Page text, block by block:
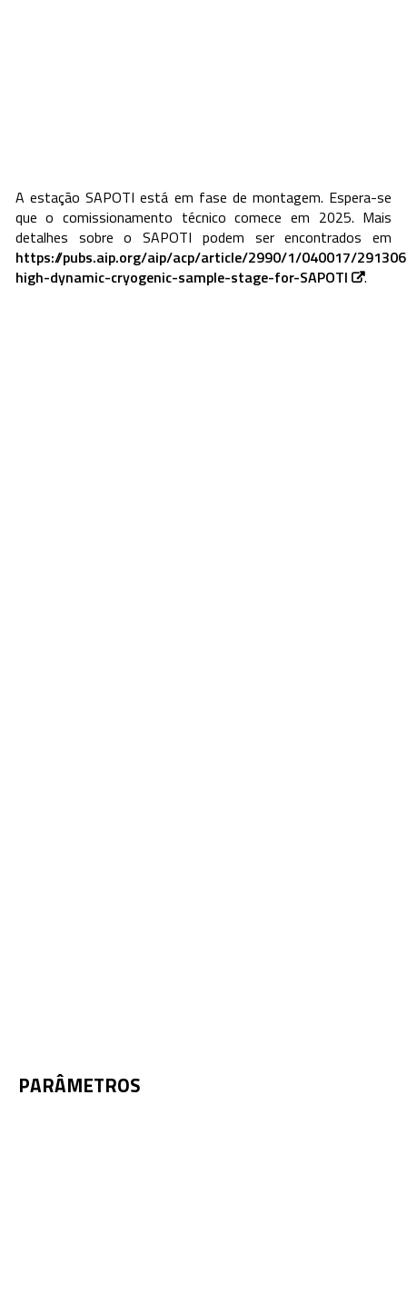
A estação SAPOTI está em fase de montagem. Espera-se
que o comissionamento técnico comece em 2025. Mais
detalhes sobre o SAPOTI podem ser encontrados em
https://pubs.aip.org/aip/acp/article/2990/1/040017/
high-dynamic-cryogenic-sample-stage-for-SAPOTI
.
PARÂMETROS